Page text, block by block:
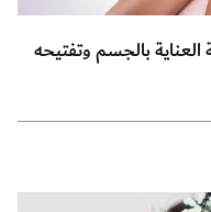
بالجسم وتفتيحه